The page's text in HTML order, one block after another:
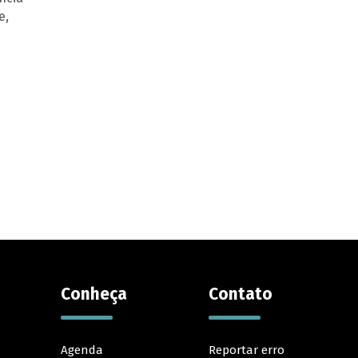
Conheça
Agenda
Contato
Reportar erro